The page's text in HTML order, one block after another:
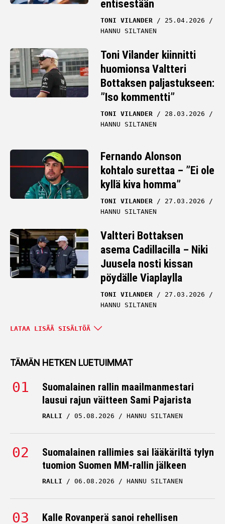
entisestään
TONI VILANDER
25.04.2026
HANNU SILTANEN
Toni Vilander kiinnitti
huomionsa Valtteri
Bottaksen paljastukseen:
”Iso kommentti”
TONI VILANDER
28.03.2026
HANNU SILTANEN
Fernando Alonson
kohtalo surettaa – ”Ei ole
kyllä kiva homma”
TONI VILANDER
27.03.2026
HANNU SILTANEN
Valtteri Bottaksen
asema Cadillacilla – Niki
Juusela nosti kissan
pöydälle Viaplaylla
TONI VILANDER
27.03.2026
HANNU SILTANEN
Toni Vilanderilta
Mercedeksen F1-tallin
raju salaliittoteoria
TONI VILANDER
07.03.2026
HANNU SILTANEN
LATAA LISÄÄ SISÄLTÖÄ
TÄMÄN HETKEN LUETUIMMAT
Suomalainen rallin maailmanmestari
lausui rajun väitteen Sami Pajarista
RALLI 05.08.2026 HANNU SILTANEN
Suomalainen rallimies sai lääkäriltä tylyn
tuomion Suomen MM-rallin jälkeen
RALLI 06.08.2026 HANNU SILTANEN
Kalle Rovanperä sanoi rehellisen